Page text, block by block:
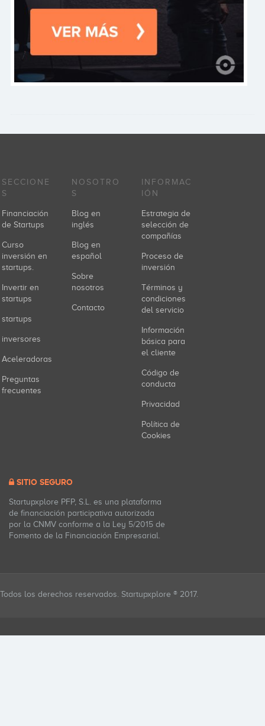
SECCIONE
S
Financiación
de Startups
Curso
inversión en
startups.
Invertir en
startups
startups
inversores
Aceleradoras
Preguntas
frecuentes
NOSOTRO
S
Blog en
inglés
Blog en
español
Sobre
nosotros
Contacto
INFORMAC
IÓN
Estrategia de
selección de
compañías
Proceso de
inversión
Términos y
condiciones
del servicio
Información
básica para
el cliente
Código de
conducta
Privacidad
Política de
Cookies
SITIO SEGURO
Startupxplore PFP, S.L. es una plataforma
de financiación participativa autorizada
por la CNMV conforme a la Ley 5/2015 de
Fomento de la Financiación Empresarial.
Todos los derechos reservados. Startupxplore ® 2017.